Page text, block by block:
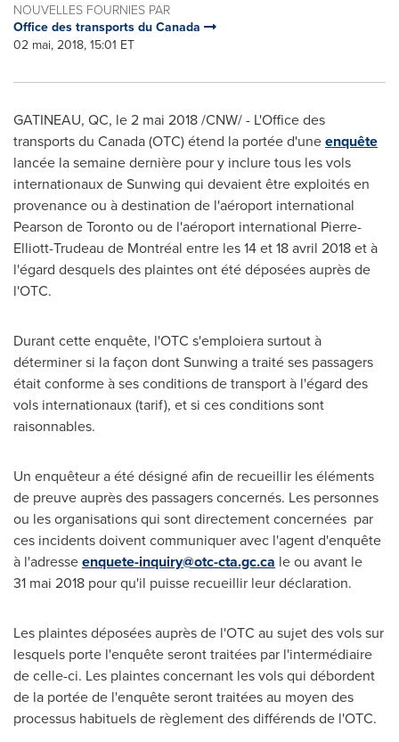
NOUVELLES FOURNIES PAR
Office des transports du Canada
02 mai, 2018, 15:01 ET
GATINEAU, QC, le 2 mai 2018 /CNW/ - L'Office des
transports du Canada(OTC) étend la portée d'uneenquête
lancée la semaine dernière pour y inclure tous les vols
internationaux de Sunwing qui devaient être exploités en
provenance ou à destination de l'aéroport international
Pearson deTorontoou de l'aéroport international Pierre-
Elliott-Trudeau de Montréal entre les 14 et 18 avril 2018 età
l'égard desquels des plaintes ont été déposées auprès de
l'OTC.
Durant cette enquête, l'OTC s'emploiera surtout à
déterminer si la façon dont Sunwing a traité ses passagers
était conforme à ses conditions de transport à l'égard des
vols internationaux (tarif), et si ces conditions sont
raisonnables.
Un enquêteur a été désigné afin de recueillir les éléments
de preuve auprès des passagers concernés. Les personnes
ou les organisations qui sont directement concernées par
ces incidents doivent communiquer avec l'agent d'enquête
à l'adresseenquete-inquiry@otc-cta.gc.ca le ou avant le
31 mai 2018 pour qu'il puisse recueillir leur déclaration.
Les plaintes déposées auprès de l'OTC au sujet des vols sur
lesquels porte l'enquête seront traitées par l'intermédiaire
de celle-ci. Les plaintes concernant les vols qui débordent
de la portée de l'enquête seront traitées au moyen des
processus habituels de règlement des différends de l'OTC.